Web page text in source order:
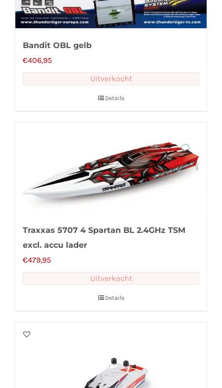
Bandit OBL gelb
€406,95
Uitverkocht
Details
Traxxas 5707 4 Spartan BL 2.4GHz TSM
excl. accu lader
€479,95
Uitverkocht
Details